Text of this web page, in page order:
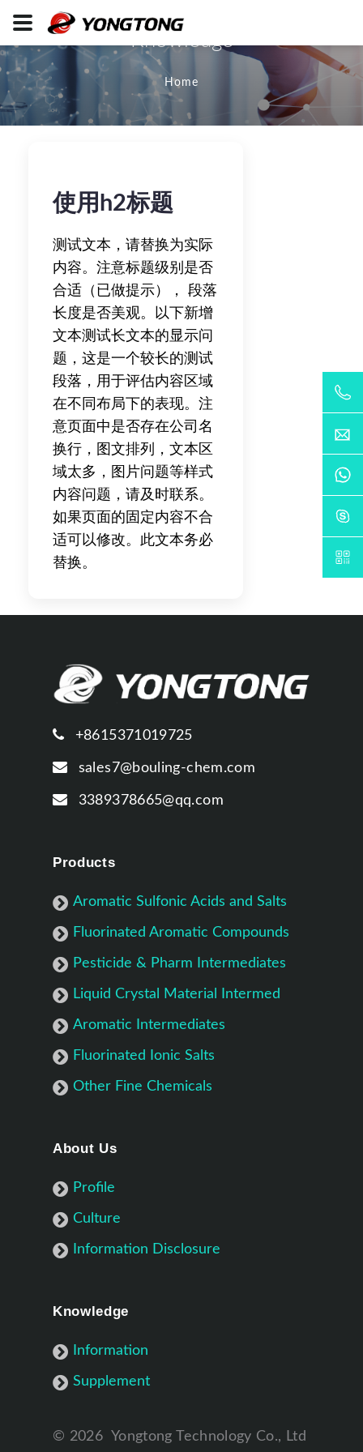
Knowledge
Home
使用h2标题
测试文本，请替换为实际
内容。注意标题级别是否
合适（已做提示）， 段落
长度是否美观。以下新增
文本测试长文本的显示问
题，这是一个较长的测试
段落，用于评估内容区域
在不同布局下的表现。注
意页面中是否存在公司名
换行，图文排列，文本区
域太多，图片问题等样式
内容问题，请及时联系。
如果页面的固定内容不合
适可以修改。此文本务必
替换。
+8615371019725
sales7@bouling-chem.com
3389378665@qq.com
Products
Aromatic Sulfonic Acids and Salts
Fluorinated Aromatic Compounds
Pesticide & Pharm Intermediates
Liquid Crystal Material Intermed
Aromatic Intermediates
Fluorinated Ionic Salts
Other Fine Chemicals
About Us
Profile
Culture
Information Disclosure
Knowledge
Information
Supplement
© 2026 Yongtong Technology Co., Ltd